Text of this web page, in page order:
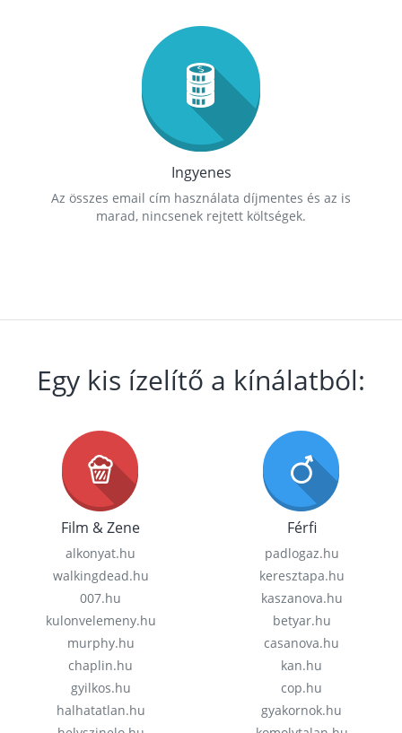
Ingyenes
Az összes email cím használata díjmentes és az is
marad, nincsenek rejtett költségek.
Egy kis ízelítő a kínálatból:
Film & Zene
alkonyat.hu
walkingdead.hu
007.hu
kulonvelemeny.hu
murphy.hu
chaplin.hu
gyilkos.hu
halhatatlan.hu
Férfi
padlogaz.hu
keresztapa.hu
kaszanova.hu
betyar.hu
casanova.hu
kan.hu
cop.hu
gyakornok.hu